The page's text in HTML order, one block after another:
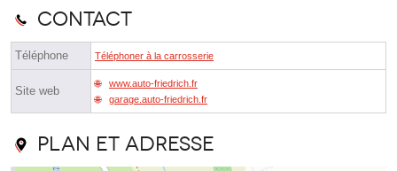
Contact
Téléphone Téléphoner à la carrosserie
Site web
www.auto-friedrich.fr
garage.auto-friedrich.fr
Plan et adresse